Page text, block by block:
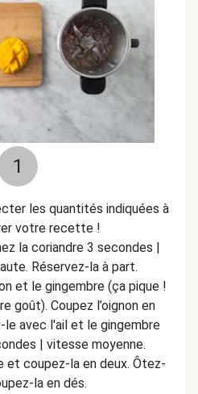
1
les quantités indiquées à
votre recette !
la coriandre 3 secondes |
Réservez-la à part.
et le gingembre (ça pique !
goût). Coupez l’oignon en
le avec l'ail et le gingembre
| vitesse moyenne.
et coupez-la en deux. Ôtez-
la en dés.